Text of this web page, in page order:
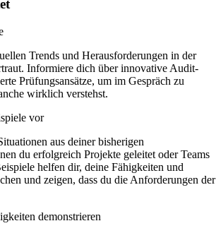
Trends und Herausforderungen in der
Informiere dich über innovative Audit-
Prüfungsansätze, um im Gespräch zu
wirklich verstehst.
vor
aus deiner bisherigen
du erfolgreich Projekte geleitet oder Teams
helfen dir, deine Fähigkeiten und
und zeigen, dass du die Anforderungen der
demonstrieren